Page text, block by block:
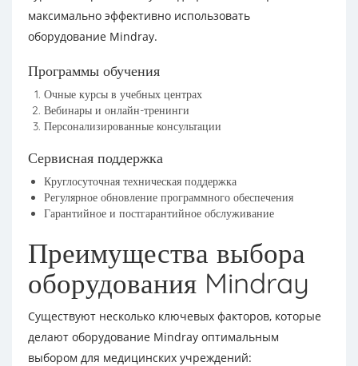
максимально эффективно использовать
оборудование Mindray.
Программы обучения
Очные курсы в учебных центрах
Вебинары и онлайн-тренинги
Персонализированные консультации
Сервисная поддержка
Круглосуточная техническая поддержка
Регулярное обновление программного обеспечения
Гарантийное и постгарантийное обслуживание
Преимущества выбора
оборудования Mindray
Существуют несколько ключевых факторов, которые
делают оборудование Mindray оптимальным
выбором для медицинских учреждений: